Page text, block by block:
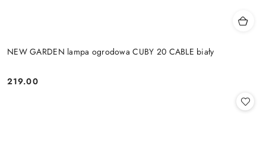
NEW GARDEN lampa ogrodowa CUBY 20 CABLE biały
Cena:
219.00